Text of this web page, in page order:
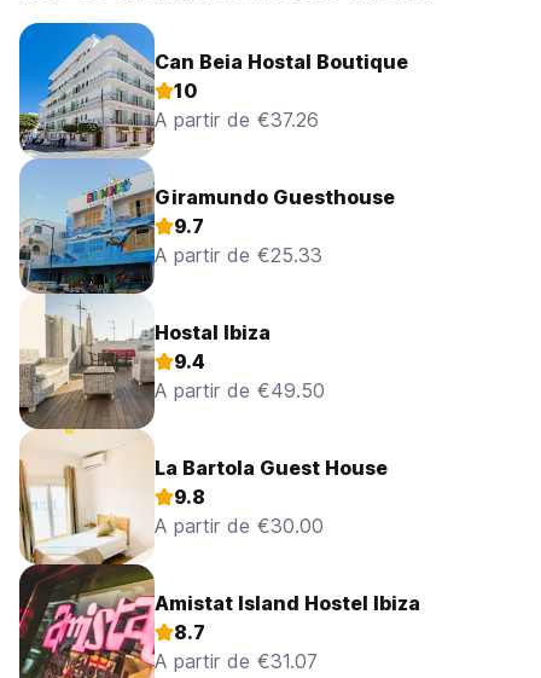
Can Beia Hostal Boutique
10
A partir de €37.26
Giramundo Guesthouse
9.7
A partir de €25.33
Hostal Ibiza
9.4
A partir de €49.50
La Bartola Guest House
9.8
A partir de €30.00
Amistat Island Hostel Ibiza
8.7
A partir de €31.07